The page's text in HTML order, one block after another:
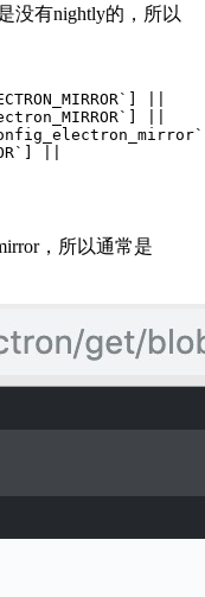
没有nightly的，所以
] ||
] ||
] ||
，所以通常是